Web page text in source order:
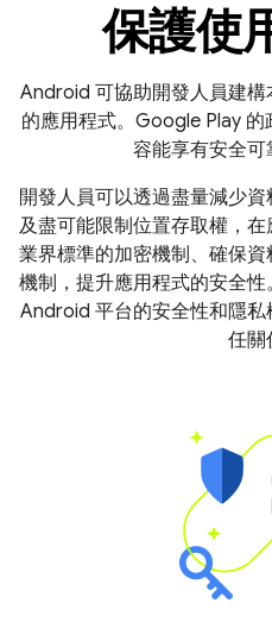
保護使
Android 可協助開發人員建
的應用程式。Google Play
容能享有安全可
開發人員可以透過盡量減少
及盡可能限制位置存取權，
業界標準的加密機制、確保
機制，提升應用程式的安全
Android 平台的安全性和隱
任關